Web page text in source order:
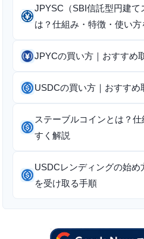
JPYSC（SBI信託型円建て
は？仕組み・特徴・使い方
JPYCの買い方｜おすすめ
USDCの買い方｜おすすめ
ステーブルコインとは？
すく解説
USDCレンディングの始
を受け取る手順